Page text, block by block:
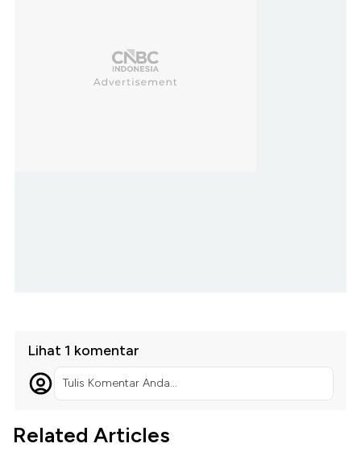
Lihat 1 komentar
Tulis Komentar Anda...
Related Articles